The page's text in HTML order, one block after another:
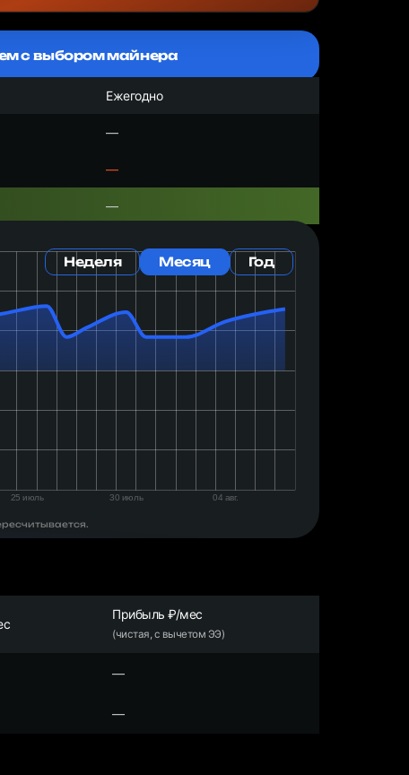
с выбором майнера
Ежегодно
—
—
—
Неделя Месяц Год
Прибыль ₽/мес
(чистая, с вычетом ЭЭ)
—
—